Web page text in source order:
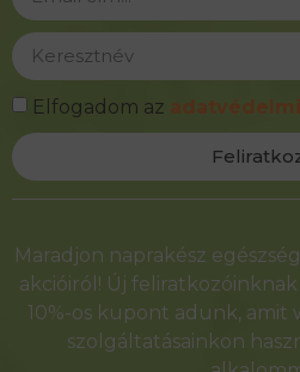
Elfogadom az
Alternative:
Maradjon naprakész
akcióiról! Új
10%-os kupont adunk, amit
szolgáltatásainkon